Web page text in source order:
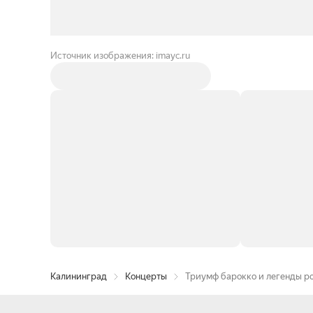
Источник изображения: imayc.ru
Калининград Концерты Триумф барокко и легенды